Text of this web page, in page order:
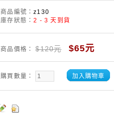
商品編號：z130
庫存狀態：2 - 3 天到貨
商品價格：$120元 $65元
購買數量： 加入購物車